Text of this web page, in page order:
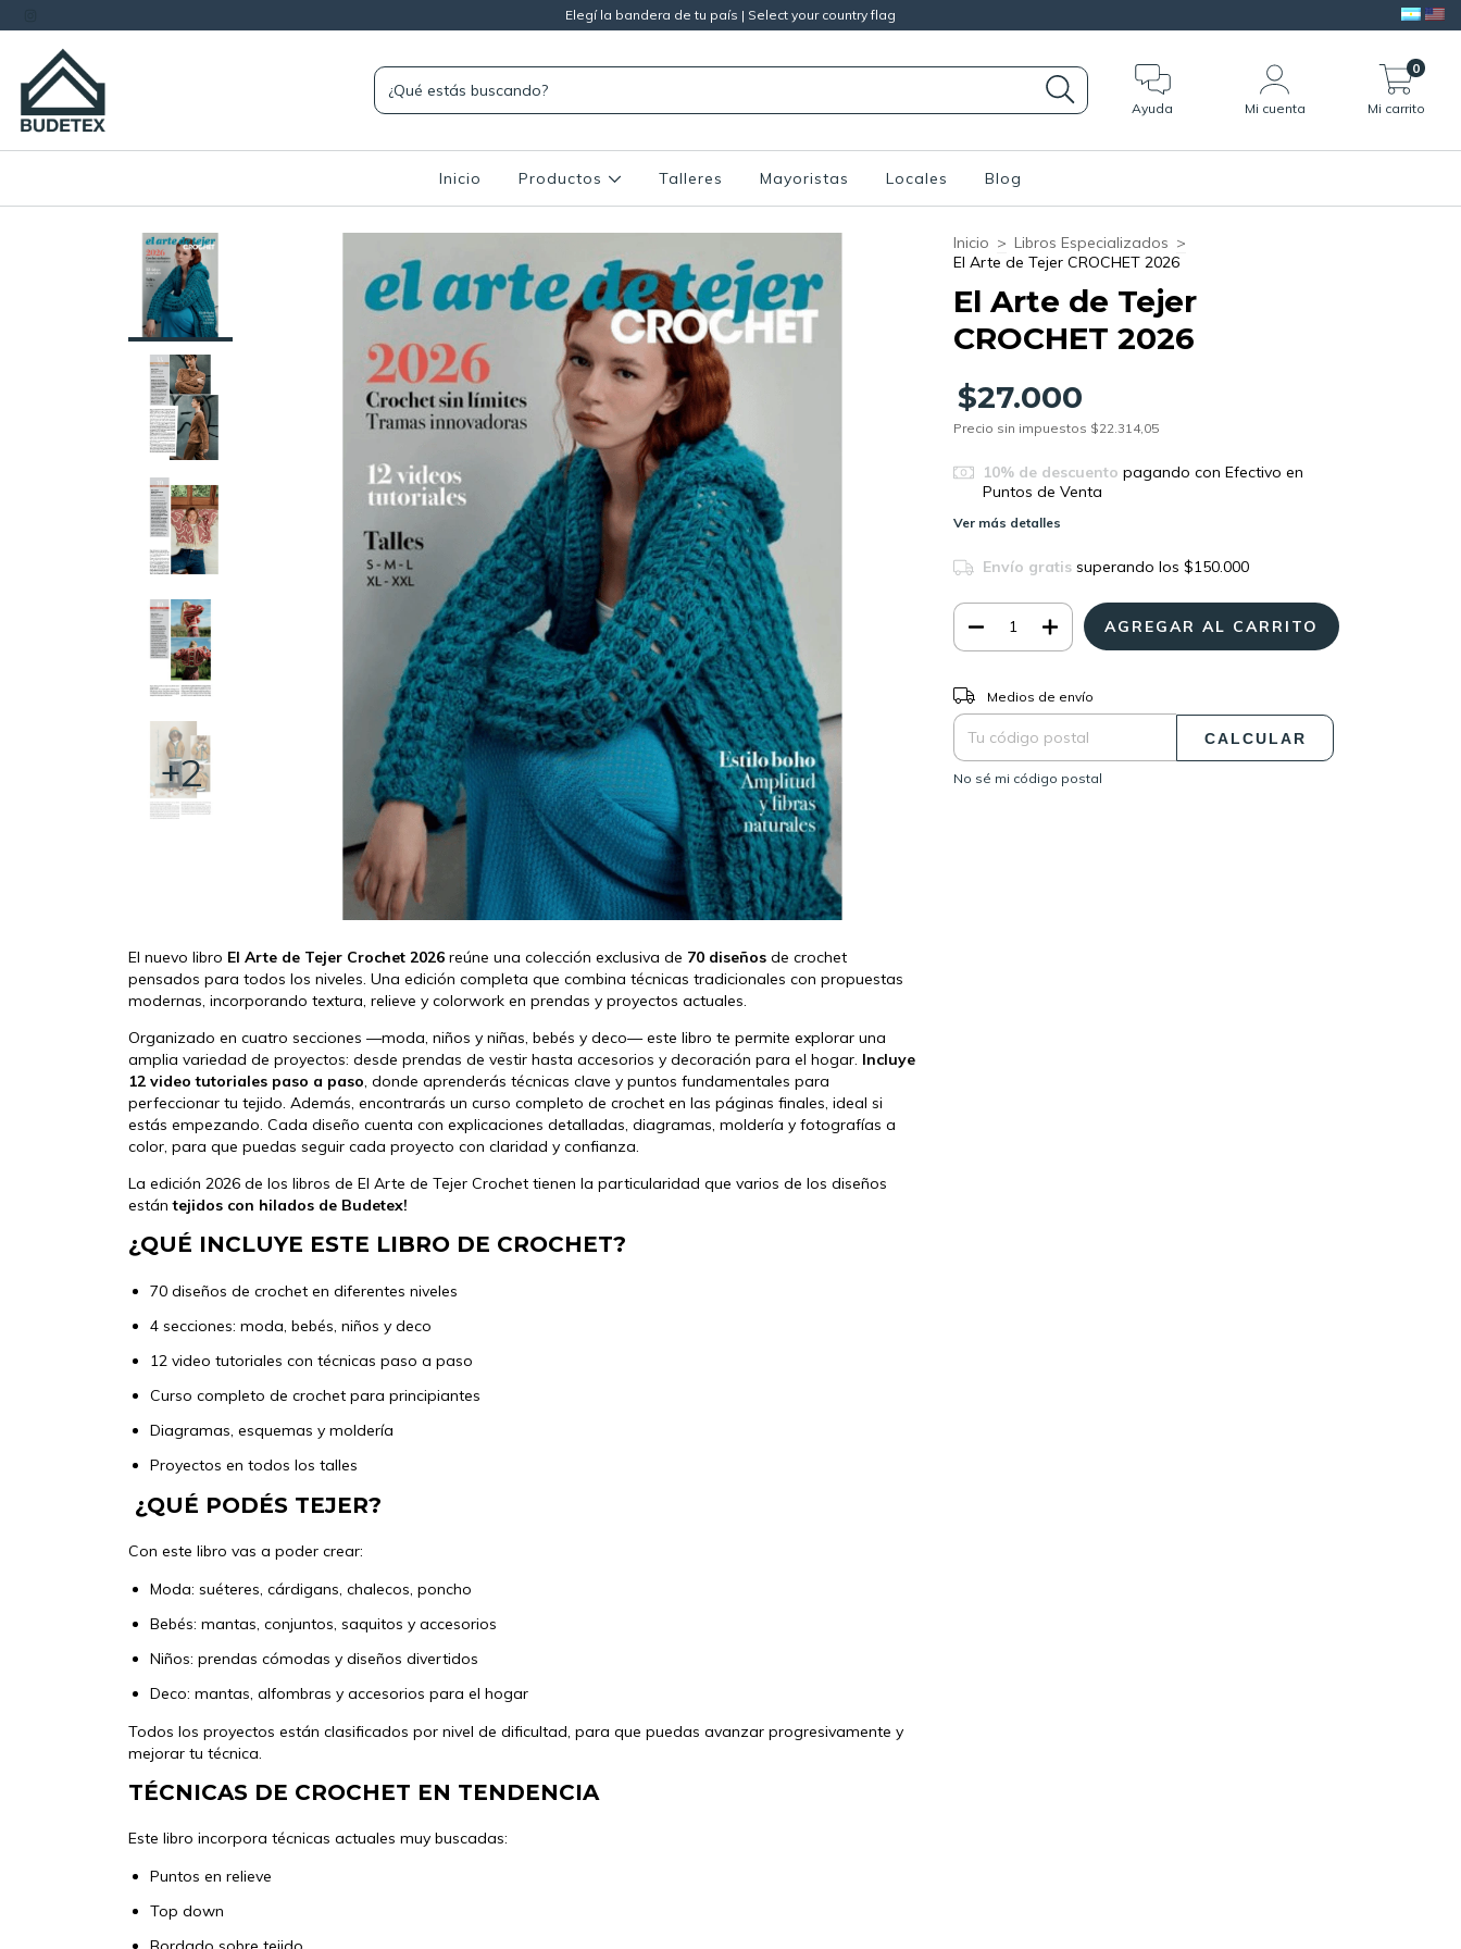
Elegí la bandera de tu país | Select your country flag
Ayuda Mi cuenta Mi carrito
0
Inicio Productos Talleres Mayoristas Locales Blog
+2
El nuevo libro El Arte de Tejer Crochet 2026 reúne una colección exclusiva de 70 diseños de crochet
pensados para todos los niveles. Una edición completa que combina técnicas tradicionales con propuestas
modernas, incorporando textura, relieve y colorwork en prendas y proyectos actuales.
Organizado en cuatro secciones —moda, niños y niñas, bebés y deco— este libro te permite explorar una
amplia variedad de proyectos: desde prendas de vestir hasta accesorios y decoración para el hogar. Incluye
12 video tutoriales paso a paso, donde aprenderás técnicas clave y puntos fundamentales para
perfeccionar tu tejido. Además, encontrarás un curso completo de crochet en las páginas finales, ideal si
estás empezando. Cada diseño cuenta con explicaciones detalladas, diagramas, moldería y fotografías a
color, para que puedas seguir cada proyecto con claridad y confianza.
La edición 2026 de los libros de El Arte de Tejer Crochet tienen la particularidad que varios de los diseños
están tejidos con hilados de Budetex!
¿QUÉ INCLUYE ESTE LIBRO DE CROCHET?
70 diseños de crochet en diferentes niveles
4 secciones: moda, bebés, niños y deco
12 video tutoriales con técnicas paso a paso
Curso completo de crochet para principiantes
Diagramas, esquemas y moldería
Proyectos en todos los talles
¿QUÉ PODÉS TEJER?
Con este libro vas a poder crear:
Moda: suéteres, cárdigans, chalecos, poncho
Bebés: mantas, conjuntos, saquitos y accesorios
Niños: prendas cómodas y diseños divertidos
Deco: mantas, alfombras y accesorios para el hogar
Todos los proyectos están clasificados por nivel de dificultad, para que puedas avanzar progresivamente y
mejorar tu técnica.
TÉCNICAS DE CROCHET EN TENDENCIA
Este libro incorpora técnicas actuales muy buscadas:
Puntos en relieve
Top down
Inicio > Libros Especializados >
El Arte de Tejer CROCHET 2026
El Arte de Tejer
CROCHET 2026
$27.000
Precio sin impuestos $22.314,05
10% de descuento pagando con Efectivo en
Puntos de Venta
Ver más detalles
Envío gratis superando los $150.000
Entregas para el CP:
Medios de envío
CALCULAR
No sé mi código postal